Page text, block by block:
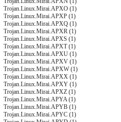
Trojan.Linux.Mirai.APXO (1)
Trojan.Linux.Mirai.APXP (1)
Trojan.Linux.Mirai.APXQ (1)
Trojan.Linux.Mirai.APXR (1)
Trojan.Linux.Mirai.APXS (1)
Trojan.Linux.Mirai.APXT (1)
Trojan.Linux.Mirai.APXU (1)
Trojan.Linux.Mirai.APXV (1)
Trojan.Linux.Mirai.APXW (1)
Trojan.Linux.Mirai.APXX (1)
Trojan.Linux.Mirai.APXY (1)
Trojan.Linux.Mirai.APXZ (1)
Trojan.Linux.Mirai.APYA (1)
Trojan.Linux.Mirai.APYB (1)
Trojan.Linux.Mirai.APYC (1)